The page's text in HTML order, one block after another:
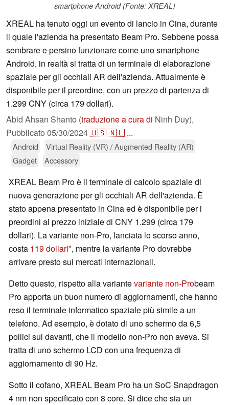
smartphone Android (Fonte: XREAL)
XREAL ha tenuto oggi un evento di lancio in Cina, durante
il quale l'azienda ha presentato Beam Pro. Sebbene possa
sembrare e persino funzionare come uno smartphone
Android, in realtà si tratta di un terminale di elaborazione
spaziale per gli occhiali AR dell'azienda. Attualmente è
disponibile per il preordine, con un prezzo di partenza di
1.299 CNY (circa 179 dollari).
Abid Ahsan Shanto (traduzione a cura di Ninh Duy),
Pubblicato 05/30/2024🇺🇸🇳🇱 ...
Android
Virtual Reality (VR) / Augmented Reality (AR)
Gadget
Accessory
XREAL Beam Pro è il terminale di calcolo spaziale di
nuova generazione per gli occhiali AR dell'azienda. È
stato appena presentato in Cina ed è disponibile per i
preordini al prezzo iniziale di CNY 1.299 (circa 179
dollari). La variante non-Pro, lanciata lo scorso anno,
costa 119 dollari , mentre la variante Pro dovrebbe
arrivare presto sui mercati internazionali.
Detto questo, rispetto alla variantevariante non-Probeam
Pro apporta un buon numero di aggiornamenti, che hanno
reso il terminale informatico spaziale più simile a un
telefono. Ad esempio, è dotato di uno schermo da 6,5
pollici sul davanti, che il modello non-Pro non aveva. Si
tratta di uno schermo LCD con una frequenza di
aggiornamento di 90 Hz.
Sotto il cofano, XREAL Beam Pro ha un SoC Snapdragon
4 nm non specificato con 8 core. Si dice che sia un